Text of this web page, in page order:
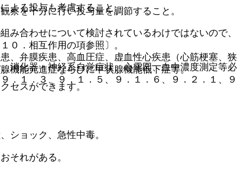
を十分に行い投与量を調節すること。
合わせについて検討されているわけではないので
０．相互作用の項参照〕。
化器・神経系自覚症状、心電図、血中濃度測定等
１．３、９．１．５、９．１．６、９．２．１、
それがある。
よる投与も考慮すること。
弁膜疾患、高血圧症、虚血性心疾患（心筋梗塞、
機能亢進症ならびに甲状腺機能低下症等。
ショック、急性中毒。
セスができます。